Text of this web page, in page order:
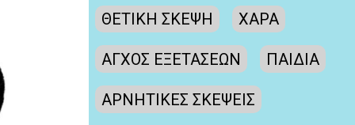
ΘΕΤΙΚΗ ΣΚΕΨΗ ΧΑΡΑ
ΑΓΧΟΣ ΕΞΕΤΑΣΕΩΝ ΠΑΙΔΙΑ
ΑΡΝΗΤΙΚΕΣ ΣΚΕΨΕΙΣ